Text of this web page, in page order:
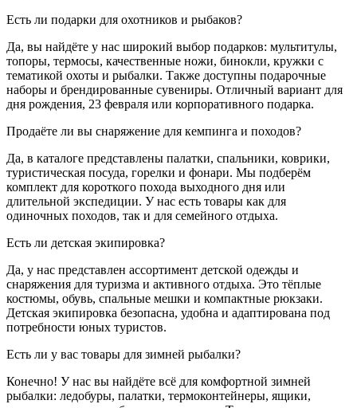
Есть ли подарки для охотников и рыбаков?
Да, вы найдёте у нас широкий выбор подарков: мультитулы,
топоры, термосы, качественные ножи, бинокли, кружки с
тематикой охоты и рыбалки. Также доступны подарочные
наборы и брендированные сувениры. Отличный вариант для
дня рождения, 23 февраля или корпоративного подарка.
Продаёте ли вы снаряжение для кемпинга и походов?
Да, в каталоге представлены палатки, спальники, коврики,
туристическая посуда, горелки и фонари. Мы подберём
комплект для короткого похода выходного дня или
длительной экспедиции. У нас есть товары как для
одиночных походов, так и для семейного отдыха.
Есть ли детская экипировка?
Да, у нас представлен ассортимент детской одежды и
снаряжения для туризма и активного отдыха. Это тёплые
костюмы, обувь, спальные мешки и компактные рюкзаки.
Детская экипировка безопасна, удобна и адаптирована под
потребности юных туристов.
Есть ли у вас товары для зимней рыбалки?
Конечно! У нас вы найдёте всё для комфортной зимней
рыбалки: ледобуры, палатки, термоконтейнеры, ящики,